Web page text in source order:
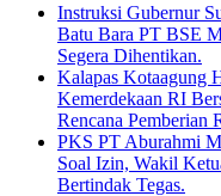
Instruksi Gubernur
Batu Bara PT BSE
Segera Dihentikan.
Kalapas Kotaagung
Kemerdekaan RI
Rencana Pemberian
PKS PT Aburahmi
Soal Izin, Wakil
Bertindak Tegas.